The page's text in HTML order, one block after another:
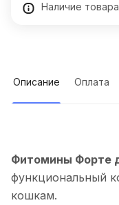
Наличие
Описание Оплата
Фитомины Форте
функциональный
кошкам.